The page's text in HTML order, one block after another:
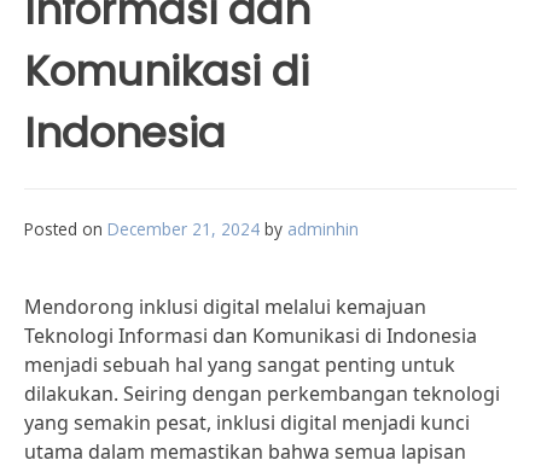
Komunikasi di
Indonesia
Posted on December 21, 2024 by adminhin
Mendorong inklusi digital melalui kemajuan
Teknologi Informasi dan Komunikasi di Indonesia
menjadi sebuah hal yang sangat penting untuk
dilakukan. Seiring dengan perkembangan teknologi
yang semakin pesat, inklusi digital menjadi kunci
utama dalam memastikan bahwa semua lapisan